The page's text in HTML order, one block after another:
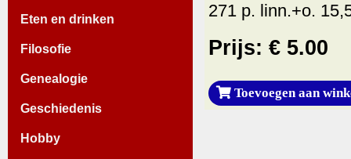
Eten en drinken
Filosofie
Genealogie
Geschiedenis
Hobby
271 p. linn.+o.
Prijs: € 5.00
Toevoegen aan